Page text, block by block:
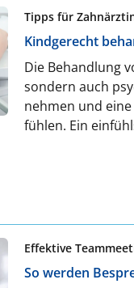
Tipps für
Kindgerecht
Die Behandlung
sondern auch
nehmen und
fühlen. Ein
Effektive
So werden